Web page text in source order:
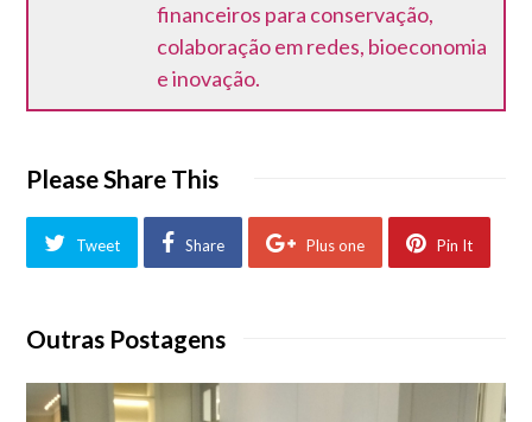
financeiros para conservação,
colaboração em redes, bioeconomia
e inovação.
Please Share This
Tweet Share Plus one Pin It
Outras Postagens